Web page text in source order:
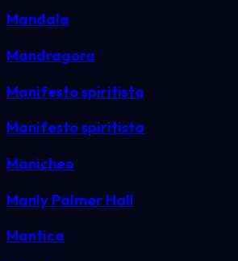
Mandala
Mandragora
Manifesto spiritista
Manifesto spiritista
Manicheo
Manly Palmer Hall
Mantica